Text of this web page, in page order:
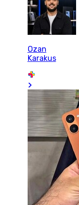
Ozan
Karakus